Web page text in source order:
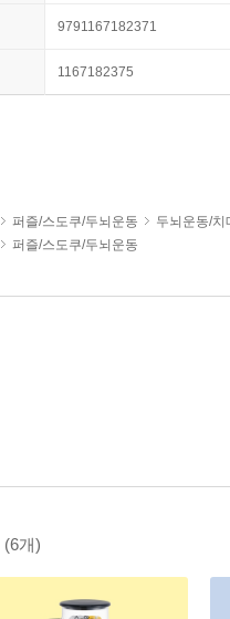
9791167182371
1167182375
퍼즐/스도쿠/두뇌운동
두뇌운동/치
퍼즐/스도쿠/두뇌운동
(6개)